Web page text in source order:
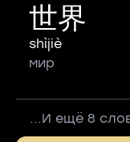
世界
shìjiè
мир
...И ещё 8